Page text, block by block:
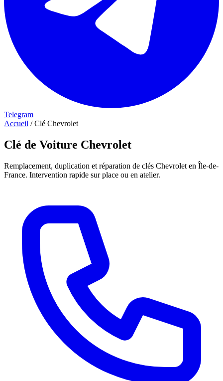
Telegram
Accueil / Clé Chevrolet
Clé de Voiture Chevrolet
Remplacement, duplication et réparation de clés Chevrolet en Île-de-
France. Intervention rapide sur place ou en atelier.